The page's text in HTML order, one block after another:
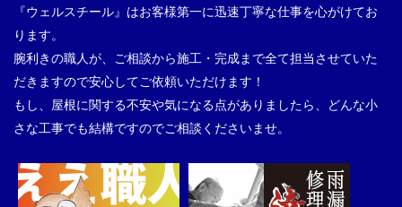
『ウェルスチール』はお客様第一に迅速丁寧な仕事を心がけてお
ります。
腕利きの職人が、ご相談から施工・完成まで全て担当させていた
だきますので安心してご依頼いただけます！
もし、屋根に関する不安や気になる点がありましたら、どんな小
さな工事でも結構ですのでご相談くださいませ。